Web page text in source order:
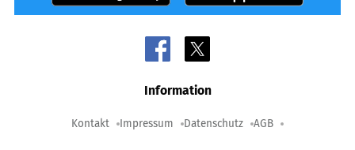
Information
Kontakt Impressum Datenschutz AGB